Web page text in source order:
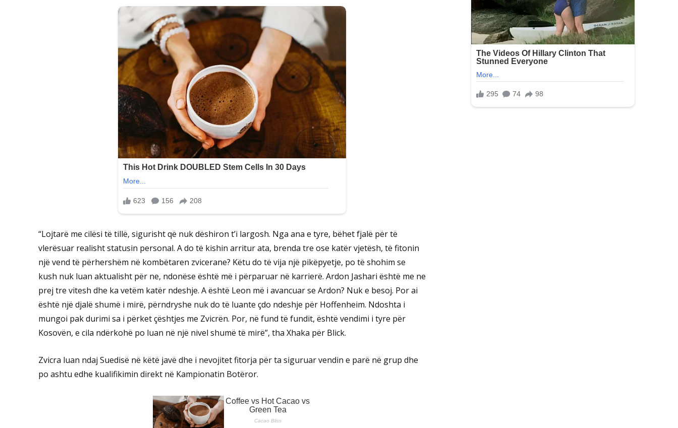
“Lojtarë me cilësi të tillë, sigurisht që nuk dëshiron t’i largosh. Nga ana e tyre, bëhet fjalë për të
vlerësuar realisht statusin personal. A do të kishin arritur ata, brenda tre ose katër vjetësh, të fitonin
një vend të përhershëm në kombëtaren zvicerane? Këtu do të vija një pikëpyetje, po të shohim se
kush nuk luan aktualisht për ne, ndonëse është më i përparuar në karrierë. Ardon Jashari është me ne
prej tre vitesh dhe ka vetëm katër ndeshje. A është Leon më i avancuar se Ardon? Nuk e besoj. Por ai
është një djalë shumë i mirë, përndryshe nuk do të luante çdo ndeshje për Hoffenheim. Ndoshta i
mungoi pak durimi sa i përket çështjes me Zvicrën. Por, në fund të fundit, është vendimi i tyre për
Kosovën, e cila ndërkohë po luan në një nivel shumë të mirë”, tha Xhaka për Blick.
Zvicra luan ndaj Suedisë në këtë javë dhe i nevojitet fitorja për ta siguruar vendin e parë në grup dhe
po ashtu edhe kualifikimin direkt në Kampionatin Botëror.